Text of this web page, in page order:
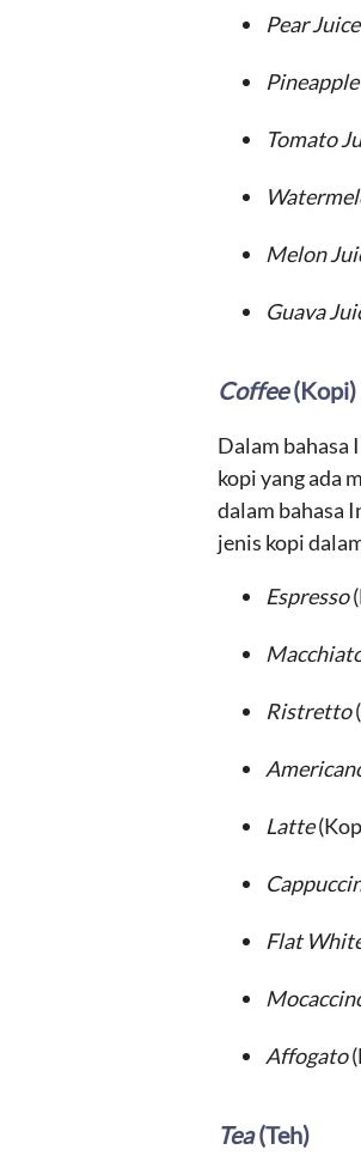
Pear Juice
Tomato
Melon
Guava
Coffee(Kopi)
Dalam bahasa
kopi yang ada
dalam bahasa
jenis kopi
Espresso
Ristretto
Latte
Flat
Affogato
Tea(Teh)